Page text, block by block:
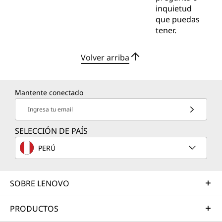
inquietud
que puedas
tener.
Volver arriba
Mantente conectado
Ingresa tu email
SELECCIÓN DE PAÍS
PERÚ
SOBRE LENOVO
PRODUCTOS